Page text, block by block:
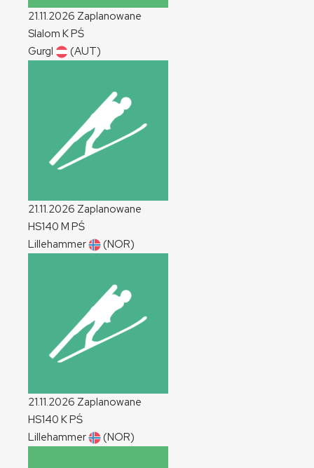
21.11.2026 Zaplanowane
Slalom KPŚ
Gurgl
(AUT)
21.11.2026 Zaplanowane
HS140 M PŚ
Lillehammer
(NOR)
21.11.2026 Zaplanowane
HS140 KPŚ
Lillehammer
(NOR)